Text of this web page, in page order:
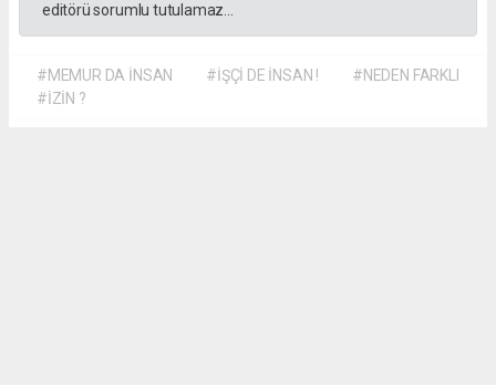
editörü sorumlu tutulamaz...
#MEMUR DA İNSAN #İŞÇİ DE İNSAN !
#NEDEN FARKLI
#İZİN ?